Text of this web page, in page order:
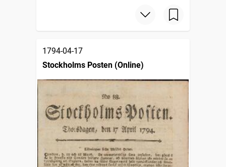
1794-04-17
Stockholms Posten (Online)